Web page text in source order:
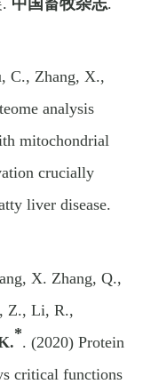
, C., Zhang, X.,
analysis
mitochondrial
crucially
liver disease.
, X. Zhang, Q.,
, Z., Li, R.,
.*. (2020) Protein
critical functions